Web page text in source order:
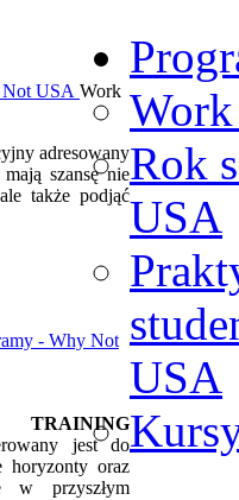
Work
adresowany
szansę nie
także podjąć
TRAINING
jest do
horyzonty oraz
w przyszłym
Rok
USA
USA